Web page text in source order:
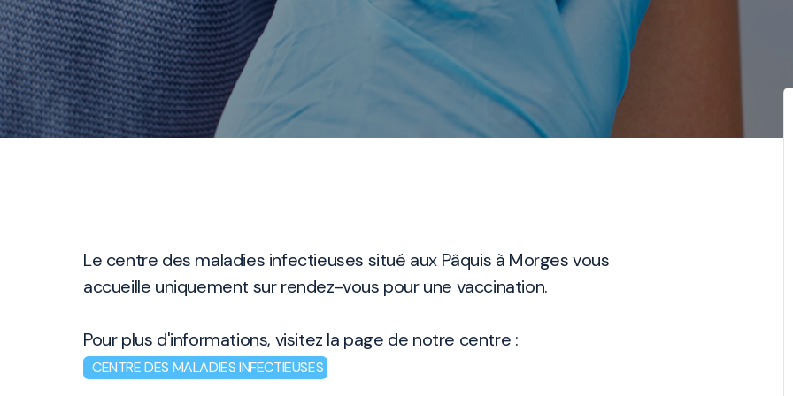
Le centre des maladies infectieuses situé aux Pâquis à Morges vous
accueille uniquement sur rendez-vous pour une vaccination.
Pour plus d'informations, visitez la page de notre centre :
CENTRE DES MALADIES INFECTIEUSES